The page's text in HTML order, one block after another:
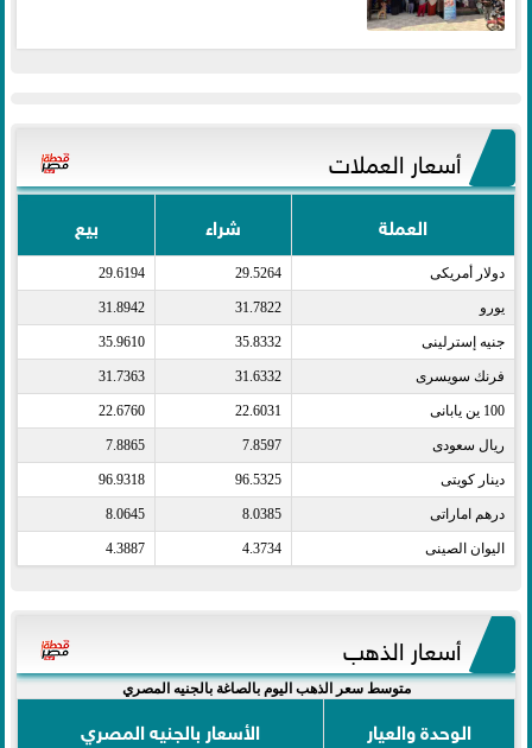
أسعار العملات
العملة شراء بيع
دولار أمريكى​ 29.5264
29.6194
يورو​ 31.7822
31.8942
جنيه إسترلينى​ 35.8332
35.9610
فرنك سويسرى​ 31.6332
31.7363
100 ين يابانى​ 22.6031
22.6760
ريال سعودى​ 7.8597
7.8865
دينار كويتى​ 96.5325
96.9318
درهم اماراتى​ 8.0385
8.0645
اليوان الصينى​ 4.3734
4.3887
أسعار الذهب
متوسط سعر الذهب اليوم بالصاغة بالجنيه المصري
الوحدة والعيار
الأسعار بالجنيه المصري